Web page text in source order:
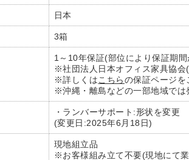
日本
3箱
1～10年保証(部位により保証期
※社団法人日本オフィス家具協会
※詳しくはこちらの保証ページを
※沖縄・離島などの一部地域では
・ランバーサポート:形状を変更
(変更日:2025年6月18日)
現地組立品
※お客様組み立て不要(現地にて